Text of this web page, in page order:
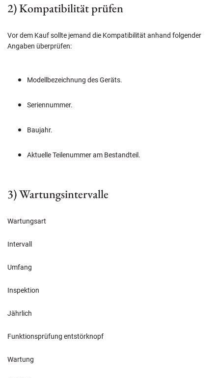
2) Kompatibilität prüfen
Vor dem Kauf sollte jemand die Kompatibilität anhand folgender
Angaben überprüfen:
Modellbezeichnung des Geräts.
Seriennummer.
Baujahr.
Aktuelle Teilenummer am Bestandteil.
3) Wartungsintervalle
Wartungsart
Intervall
Umfang
Inspektion
Jährlich
Funktionsprüfung entstörknopf
Wartung